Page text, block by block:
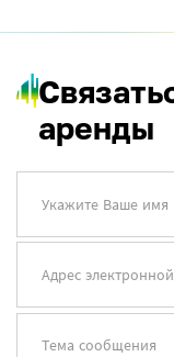
аренды
Укажите Ваше имя
Адрес
Тема сообщения